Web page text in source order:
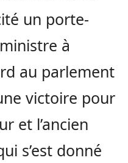
un porte-
à
au parlement
victoire pour
et l’ancien
s’est donné